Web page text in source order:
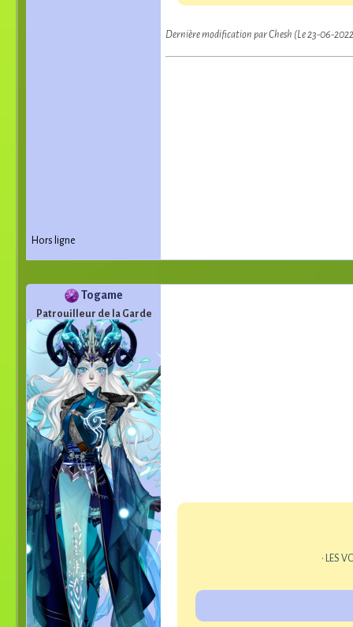
Dernière modification par Chesh (Le 23-06-
Hors ligne
Togame
Patrouilleur de la Garde
• LES